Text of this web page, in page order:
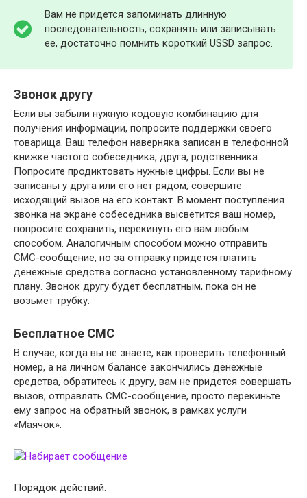
Вам не придется запоминать длинную
последовательность, сохранять или записывать
ее, достаточно помнить короткий USSD запрос.
Звонок другу
Если вы забыли нужную кодовую комбинацию для
получения информации, попросите поддержки своего
товарища. Ваш телефон наверняка записан в телефонной
книжке частого собеседника, друга, родственника.
Попросите продиктовать нужные цифры. Если вы не
записаны у друга или его нет рядом, совершите
исходящий вызов на его контакт. В момент поступления
звонка на экране собеседника высветится ваш номер,
попросите сохранить, перекинуть его вам любым
способом. Аналогичным способом можно отправить
СМС-сообщение, но за отправку придется платить
денежные средства согласно установленному тарифному
плану. Звонок другу будет бесплатным, пока он не
возьмет трубку.
Бесплатное СМС
В случае, когда вы не знаете, как проверить телефонный
номер, а на личном балансе закончились денежные
средства, обратитесь к другу, вам не придется совершать
вызов, отправлять СМС-сообщение, просто перекиньте
ему запрос на обратный звонок, в рамках услуги
«Маячок».
Порядок действий: